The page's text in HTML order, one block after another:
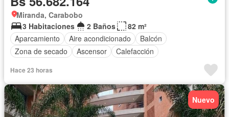
Miranda, Carabobo
3 Habitaciones
2 Baños
82 m²
Aparcamiento
Aire acondicionado
Balcón
Zona de secado
Ascensor Calefacción
Hace 23 horas
Nuevo